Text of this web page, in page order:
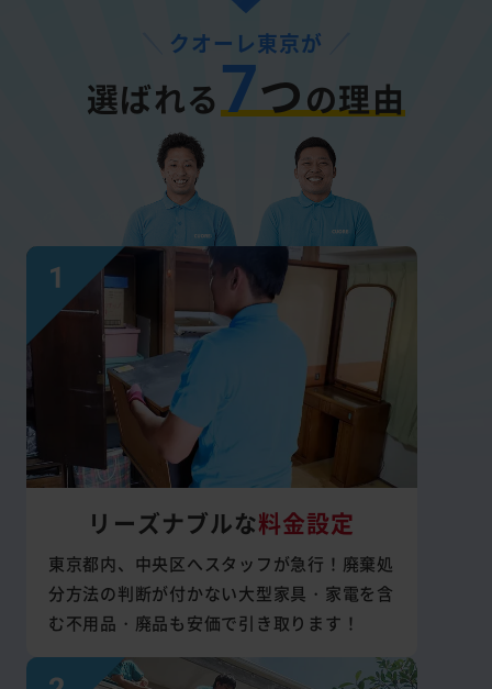
クオーレ東京が
選ばれる7つの理由
リーズナブルな料金設定
東京都内、中央区へスタッフが急行！廃棄処
分方法の判断が付かない大型家具・家電を含
む不用品・廃品も安価で引き取ります！